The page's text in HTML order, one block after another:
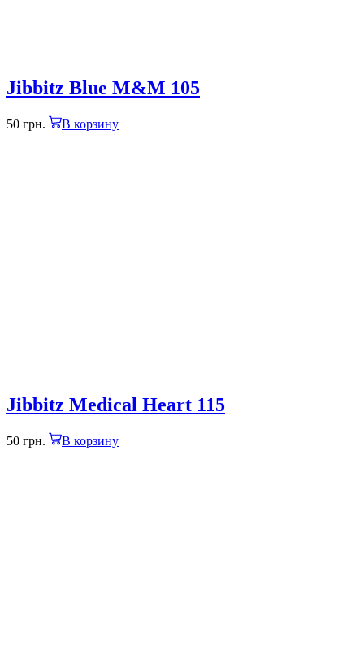
Jibbitz Blue M&M 105
50 грн. В корзину
Jibbitz Medical Heart 115
50 грн. В корзину